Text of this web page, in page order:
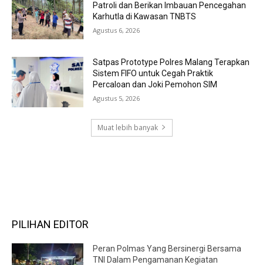
Patroli dan Berikan Imbauan Pencegahan
Karhutla di Kawasan TNBTS
Agustus 6, 2026
Satpas Prototype Polres Malang Terapkan
Sistem FIFO untuk Cegah Praktik
Percaloan dan Joki Pemohon SIM
Agustus 5, 2026
Muat lebih banyak
PILIHAN EDITOR
Peran Polmas Yang Bersinergi Bersama
TNI Dalam Pengamanan Kegiatan